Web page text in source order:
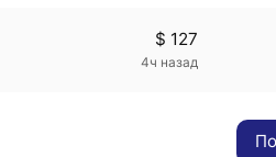
$ 127
4ч назад